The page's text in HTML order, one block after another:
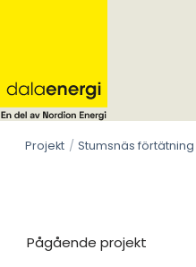
content
Projekt Stumsnäs förtätning
Pågående projekt